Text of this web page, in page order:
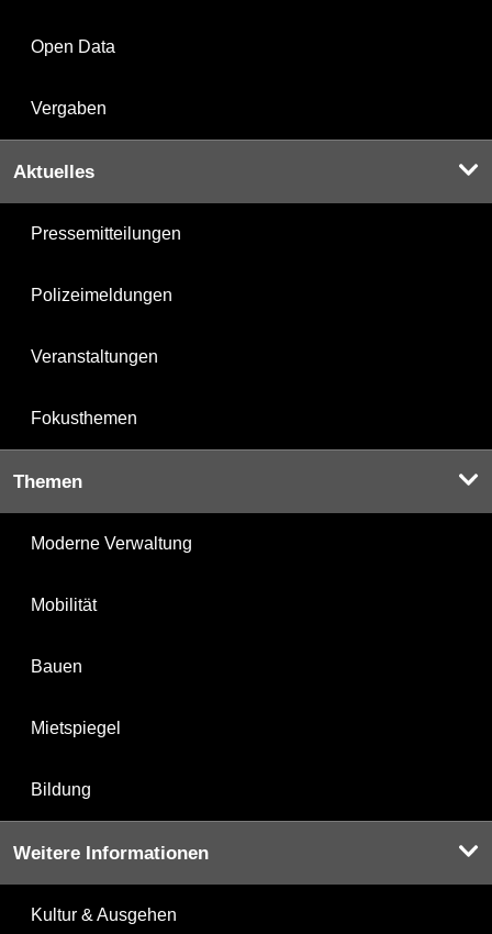
Open Data
Vergaben
Aktuelles
Pressemitteilungen
Polizeimeldungen
Veranstaltungen
Fokusthemen
Themen
Moderne Verwaltung
Mobilität
Bauen
Mietspiegel
Bildung
Weitere Informationen
Kultur & Ausgehen